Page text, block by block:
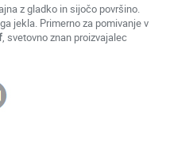
z gladko in sijočo površino.
jekla. Primerno za pomivanje v
, svetovno znan proizvajalec